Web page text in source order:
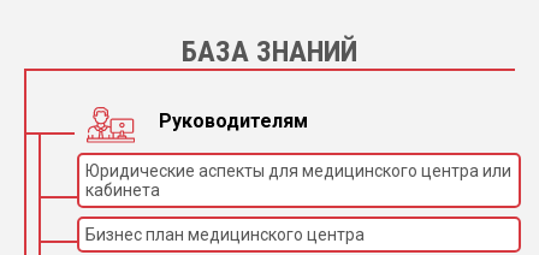
БАЗА ЗНАНИЙ
Руководителям
Юридические аспекты для медицинского центра или
кабинета
Бизнес план медицинского центра